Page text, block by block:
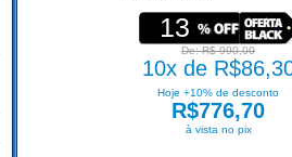
13
De: R$ 990,00
10x de
Hoje +10% de desconto
R$776,70
à vista no pix